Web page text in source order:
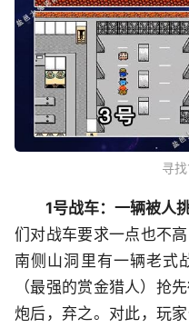
寻
1号战车：一辆被人
们对战车要求一点也不
南侧山洞里有一辆老式
（最强的赏金猎人）抢
炮后，弃之。对此，玩